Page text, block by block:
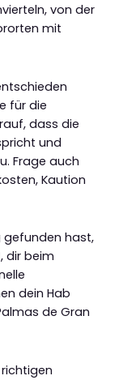
von der
mit
für die
dass die
und
Frage auch
Kaution
gefunden hast,
dir beim
dein Hab
de Gran